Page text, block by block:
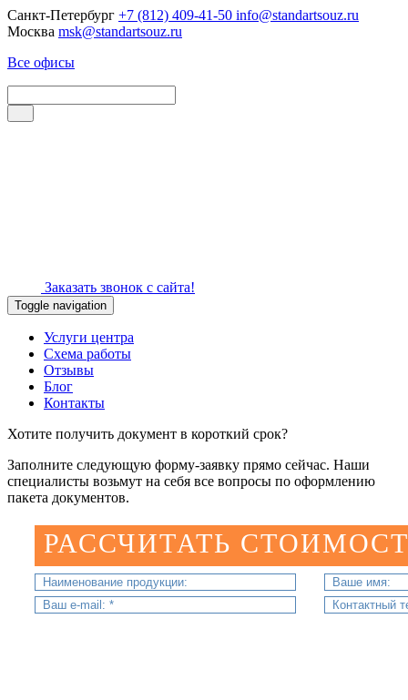
Санкт-Петербург +7 (812) 409-41-50 info@standartsouz.ru
Москва msk@standartsouz.ru
Все офисы
Заказать звонок с сайта!
Toggle navigation
Услуги центра
Схема работы
Отзывы
Блог
Контакты
Хотите получить документ в короткий срок?
Заполните следующую форму-заявку прямо сейчас. Наши
специалисты возьмут на себя все вопросы по оформлению
пакета документов.
РАССЧИТАТЬ